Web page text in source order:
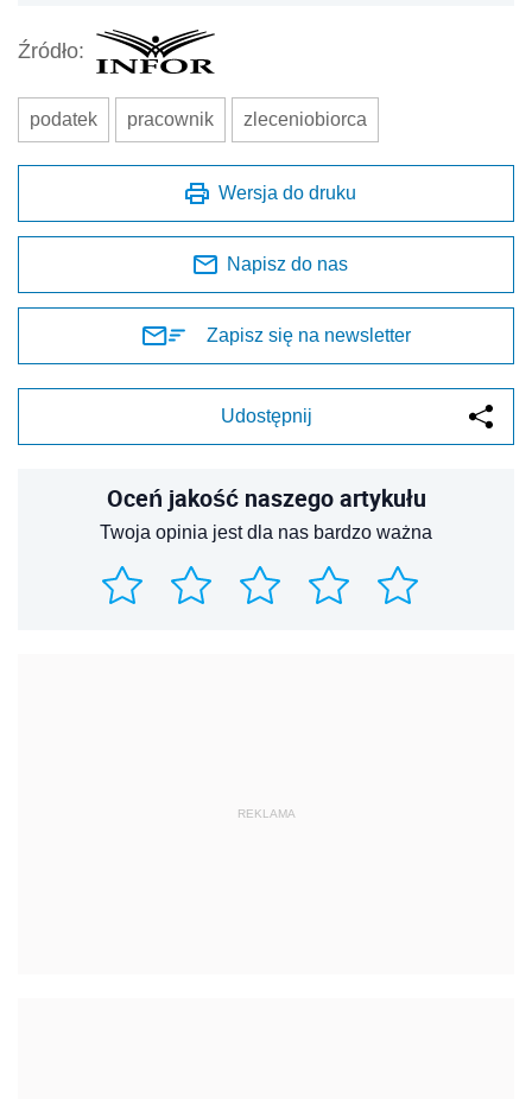
Źródło:
podatek pracownik zleceniobiorca
Wersja do druku
Napisz do nas
Zapisz się na newsletter
Udostępnij
Oceń jakość naszego artykułu
Twoja opinia jest dla nas bardzo ważna
REKLAMA